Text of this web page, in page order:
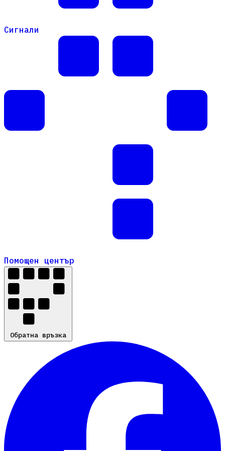
Сигнали
Помощен център
Помощен център
Обратна връзка
Обратна връзка